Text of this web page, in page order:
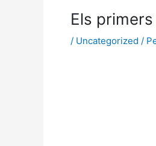
Els
/ Uncategorized /